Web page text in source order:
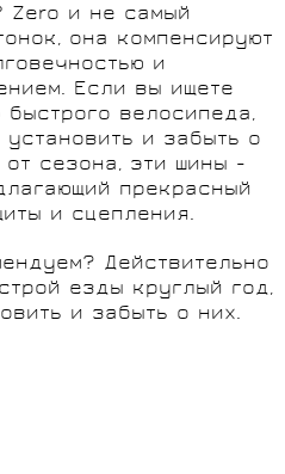
Zero и не самый
она компенсируют
и
Если вы ищете
велосипеда,
и забыть о
сезона, эти шины -
прекрасный
и сцепления.
Действительно
езды круглый год,
и забыть о них.